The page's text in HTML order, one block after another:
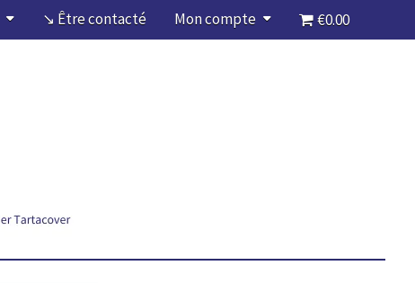
↘ Être contacté Mon compte €0.00